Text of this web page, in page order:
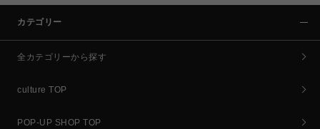
カテゴリー
全カテゴリーから探す
culture TOP
POP-UP SHOP TOP